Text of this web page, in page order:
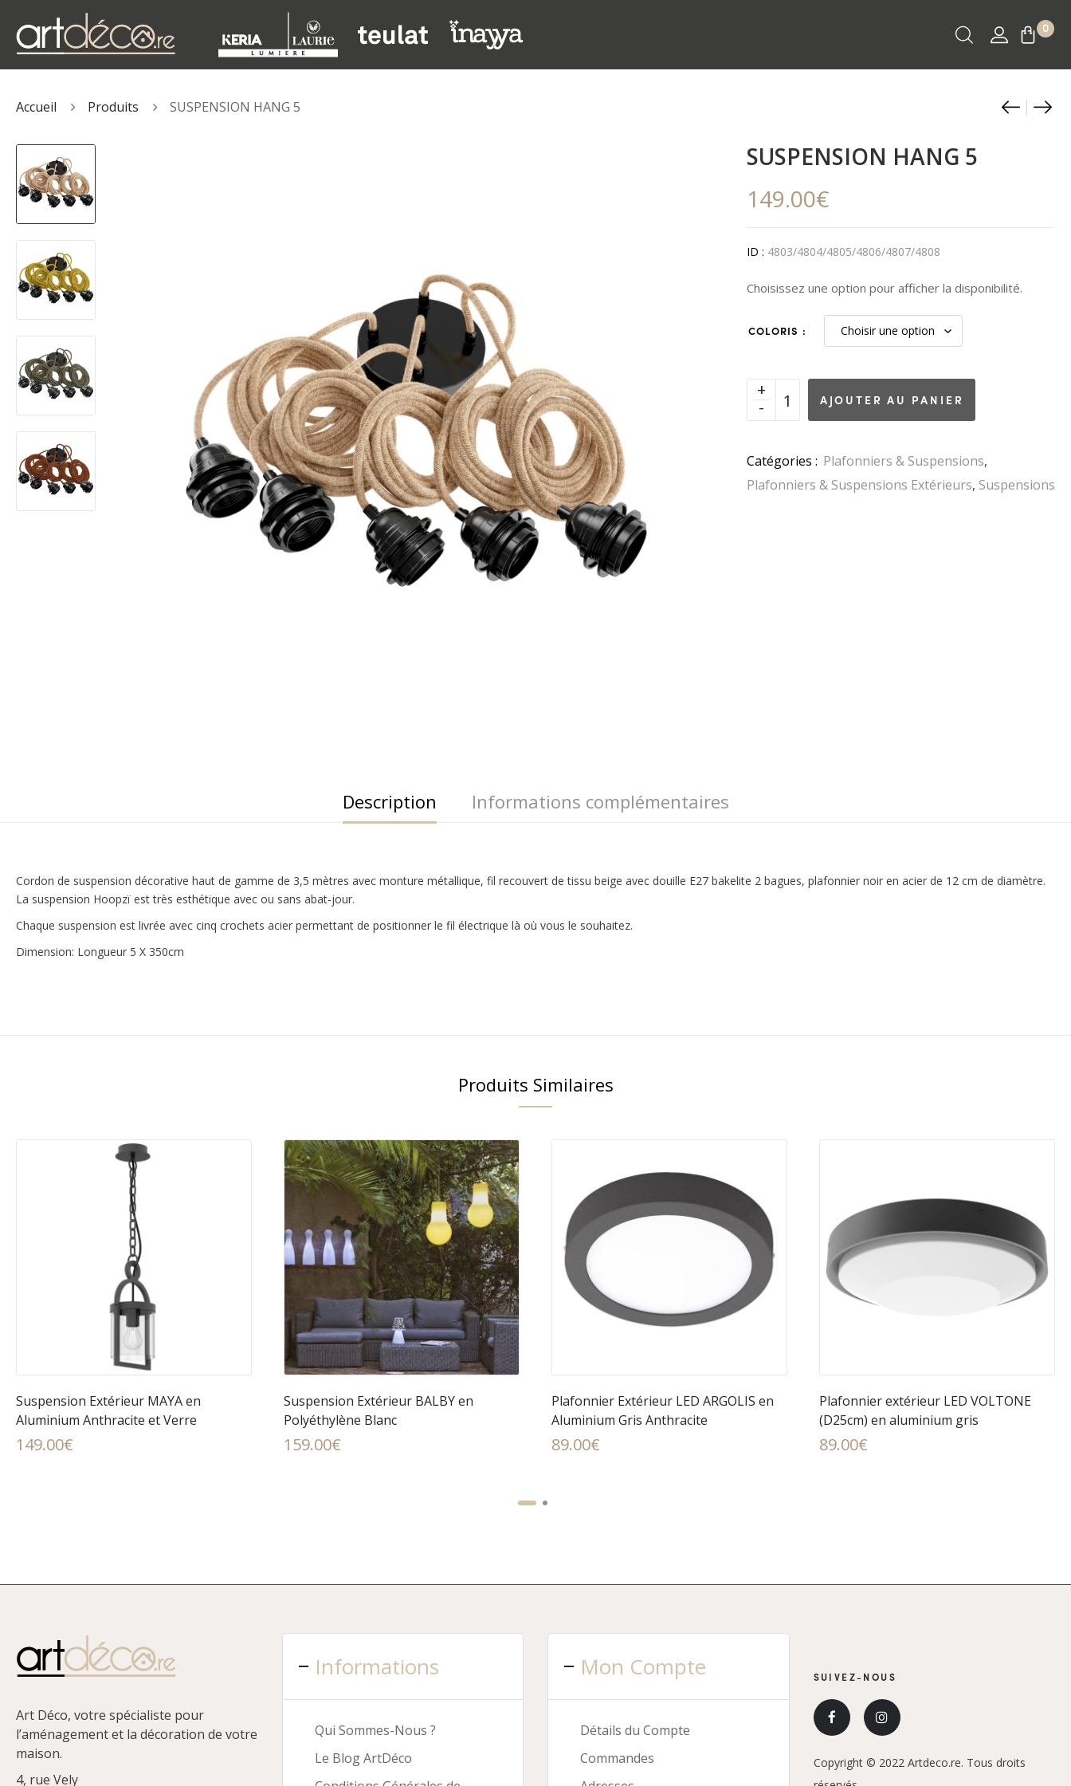
0
Accueil Produits SUSPENSION HANG 5
Pied
SUSPENSION HANG 5
149.00€
ID : 4803/4804/4805/4806/4807/4808
Choisissez une option pour afficher la disponibilité.
COLORIS
AJOUTER AU PANIER
Catégories : Plafonniers & Suspensions,
Plafonniers & Suspensions Extérieurs, Suspensions
Description Informations complémentaires
Cordon de suspension décorative haut de gamme de 3,5 mètres avec monture métallique, fil recouvert de tissu beige avec douille E27 bakelite 2 bagues, plafonnier noir en acier de 12 cm de diamètre.
La suspension Hoopzï est très esthétique avec ou sans abat-jour.
Chaque suspension est livrée avec cinq crochets acier permettant de positionner le fil électrique là où vous le souhaitez.
Dimension: Longueur 5 X 350cm
Produits Similaires
Suspension Extérieur MAYA en
Aluminium Anthracite et Verre
149.00€
Suspension Extérieur BALBY en
Polyéthylène Blanc
159.00€
Plafonnier Extérieur LED ARGOLIS en
Aluminium Gris Anthracite
89.00€
Plafonnier extérieur LED VOLTONE
(D25cm) en aluminium gris
89.00€
Art Déco, votre spécialiste pour
l’aménagement et la décoration de votre
maison.
4, rue Vely
Informations
Qui Sommes-Nous ?
Le Blog ArtDéco
Mon Compte
Détails du Compte
Commandes
SUIVEZ-NOUS
Copyright © 2022 Artdeco.re. Tous droits